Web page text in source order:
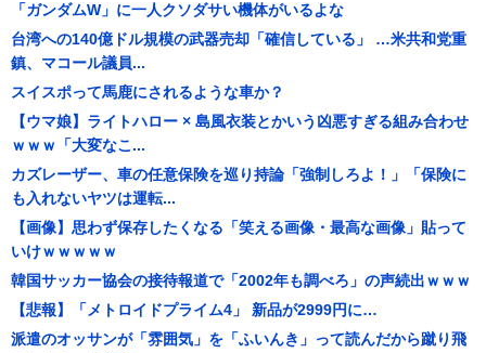
「ガンダムW」に一人クソダサい機体がいるよな
台湾への140億ドル規模の武器売却「確信している」 …米共和党重
鎮、マコール議員...
スイスポって馬鹿にされるような車か？
【ウマ娘】ライトハロー × 島風衣装とかいう凶悪すぎる組み合わせ
ｗｗｗ「大変なこ...
カズレーザー、車の任意保険を巡り持論「強制しろよ！」「保険に
も入れないヤツは運転...
【画像】思わず保存したくなる「笑える画像・最高な画像」貼って
いけｗｗｗｗｗ
韓国サッカー協会の接待報道で「2002年も調べろ」の声続出ｗｗｗ
【悲報】「メトロイドプライム4」 新品が2999円に…
派遣のオッサンが「雰囲気」を「ふいんき」って読んだから蹴り飛